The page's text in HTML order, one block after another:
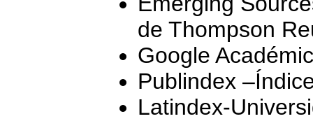
de Thompson
Google
Publindex
Latindex-